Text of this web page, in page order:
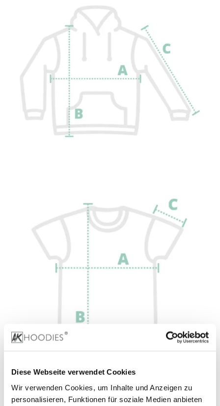
Diese Webseite verwendet Cookies
Wir verwenden Cookies, um Inhalte und Anzeigen zu
personalisieren, Funktionen für soziale Medien anbieten
BASIC T-Shirts:
Größe A (cm) B (cm)
C (cm)